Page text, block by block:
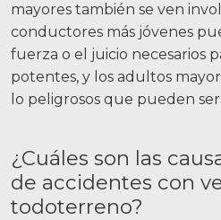
mayores también se ven
conductores más jóvenes
fuerza o el juicio necesarios
potentes, y los adultos
lo peligrosos que pueden
¿Cuáles son las
de accidentes con
todoterreno?